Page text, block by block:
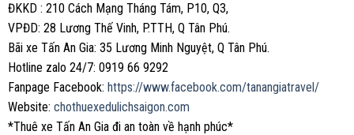
ĐKKD : 210 Cách Mạng Tháng Tám, P10, Q3,
VPĐD: 28 Lương Thế Vinh, P.TTH, Q Tân Phú.
Bãi xe Tấn An Gia: 35 Lương Minh Nguyệt, Q Tân Phú.
Hotline zalo 24/7: 0919 66 9292
Fanpage Facebook: https://www.facebook.com/tanangiatravel/
Website: chothuexedulichsaigon.com
*Thuê xe Tấn An Gia đi an toàn về hạnh phúc*